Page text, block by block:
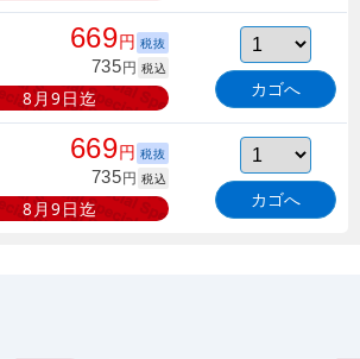
669円 税抜
735円 税込
8月9日迄 カゴへ
669円 税抜
735円 税込
8月9日迄 カゴへ